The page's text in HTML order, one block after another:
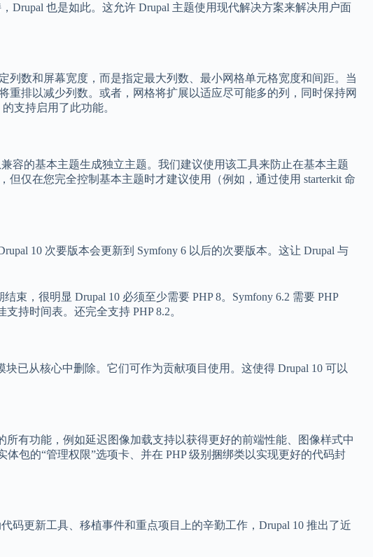
Drupal 也是如此。这允许 Drupal 主题使用现代解决方案来解决用户面
列数和屏幕宽度，而是指定最大列数、最小网格单元格宽度和间距。当
重排以减少列数。或者，网格将扩展以适应尽可能多的列，同时保持网
支持启用了此功能。
容的基本主题生成独立主题。我们建议使用该工具来防止在基本主题
仅在您完全控制基本主题时才建议使用（例如，通过使用 starterkit 命
10 次要版本会更新到 Symfony 6 以后的次要版本。这让 Drupal 与
束，很明显 Drupal 10 必须至少需要 PHP 8。Symfony 6.2 需要 PHP
持时间表。还完全支持 PHP 8.2。
块已从核心中删除。它们可作为贡献项目使用。这使得 Drupal 10 可以
所有功能，例如延迟图像加载支持以获得更好的前端性能、图像样式中
体包的“管理权限”选项卡、并在 PHP 级别捆绑类以实现更好的代码封
码更新工具、移植事件和重点项目上的辛勤工作，Drupal 10 推出了近